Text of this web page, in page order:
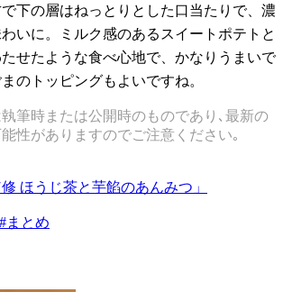
下の層はねっとりとした口当たりで、濃
いに。ミルク感のあるスイートポテトと
せたような食べ心地で、かなりうまいで
のトッピングもよいですね。
筆時または公開時のものであり､最新の
性がありますのでご注意ください｡
ほうじ茶と芋餡のあんみつ」
#まとめ